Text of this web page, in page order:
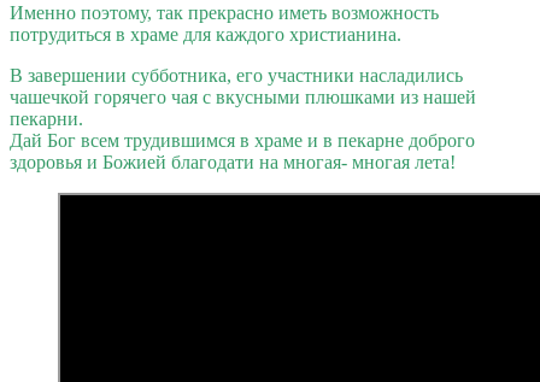
Именно поэтому, так прекрасно иметь возможность
потрудиться в храме для каждого христианина.
В завершении субботника, его участники насладились
чашечкой горячего чая с вкусными плюшками из нашей
пекарни.
Дай Бог всем трудившимся в храме и в пекарне доброго
здоровья и Божией благодати на многая- многая лета!